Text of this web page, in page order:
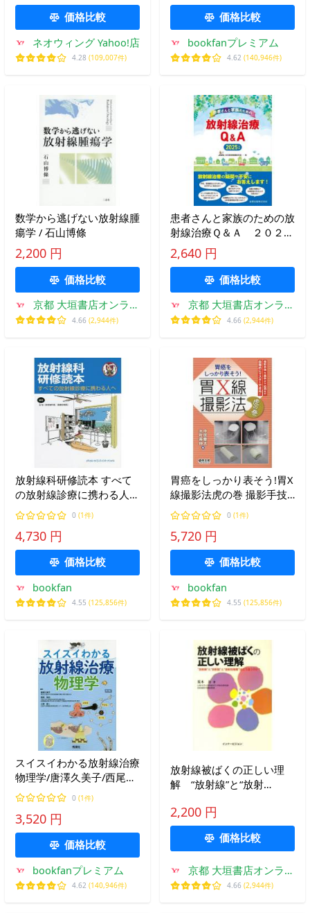
価格比較
ネオウィング Yahoo!店
4.28 (109,007件)
価格比較
bookfanプレミアム
4.62 (140,946件)
数学から逃げない放射線腫
瘍学 / 石山博條
2,200 円
価格比較
京都 大垣書店オンライ
ン
4.66 (2,944件)
患者さんと家族のための放
射線治療Ｑ＆Ａ ２０２５
年版 / 日本放射線腫瘍学会
2,640 円
価格比較
京都 大垣書店オンライ
ン
4.66 (2,944件)
放射線科研修読本 すべて
の放射線診療に携わる人
へ/るな
0 (1件)
4,730 円
価格比較
bookfan
4.55 (125,856件)
胃癌をしっかり表そう!胃X
線撮影法虎の巻 撮影手技
を基本から応用まで段階的
にマスターできる!/中原慶
太/水町寿伸
0 (1件)
5,720 円
価格比較
bookfan
4.55 (125,856件)
スイスイわかる放射線治療
物理学/唐澤久美子/西尾禎
治/小澤修一
0 (1件)
3,520 円
価格比較
bookfanプレミアム
4.62 (140,946件)
放射線被ばくの正しい理
解 “放射線”と“放射
うのか？ / 荒木 力 著
2,200 円
価格比較
京都 大垣書店オンライ
ン
4.66 (2,944件)